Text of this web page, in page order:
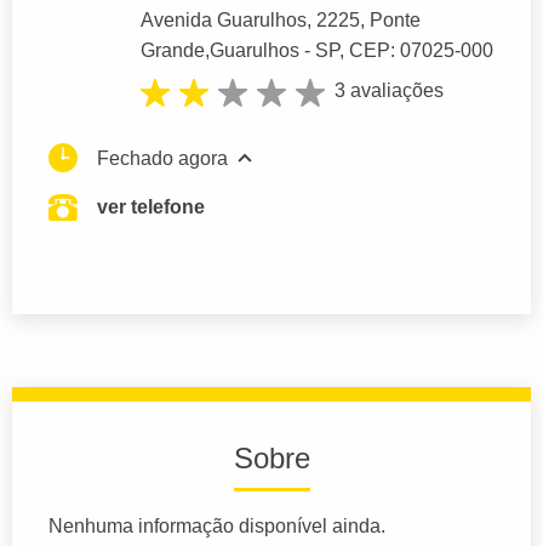
Avenida Guarulhos, 2225, Ponte
Grande,Guarulhos - SP, CEP: 07025-000
3 avaliações
Fechado agora
ver telefone
Sobre
Nenhuma informação disponível ainda.